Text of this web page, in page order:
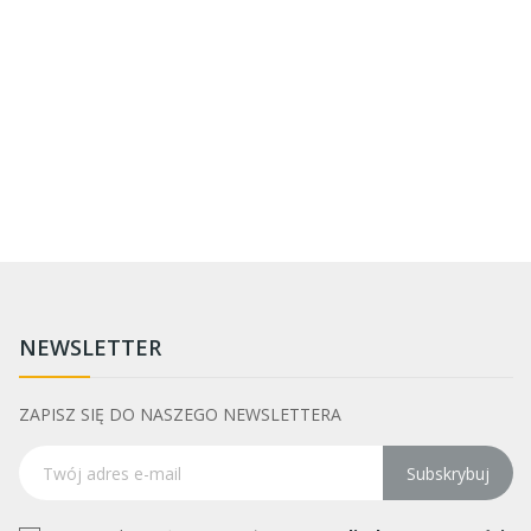
NEWSLETTER
ZAPISZ SIĘ DO NASZEGO NEWSLETTERA
Subskrybuj